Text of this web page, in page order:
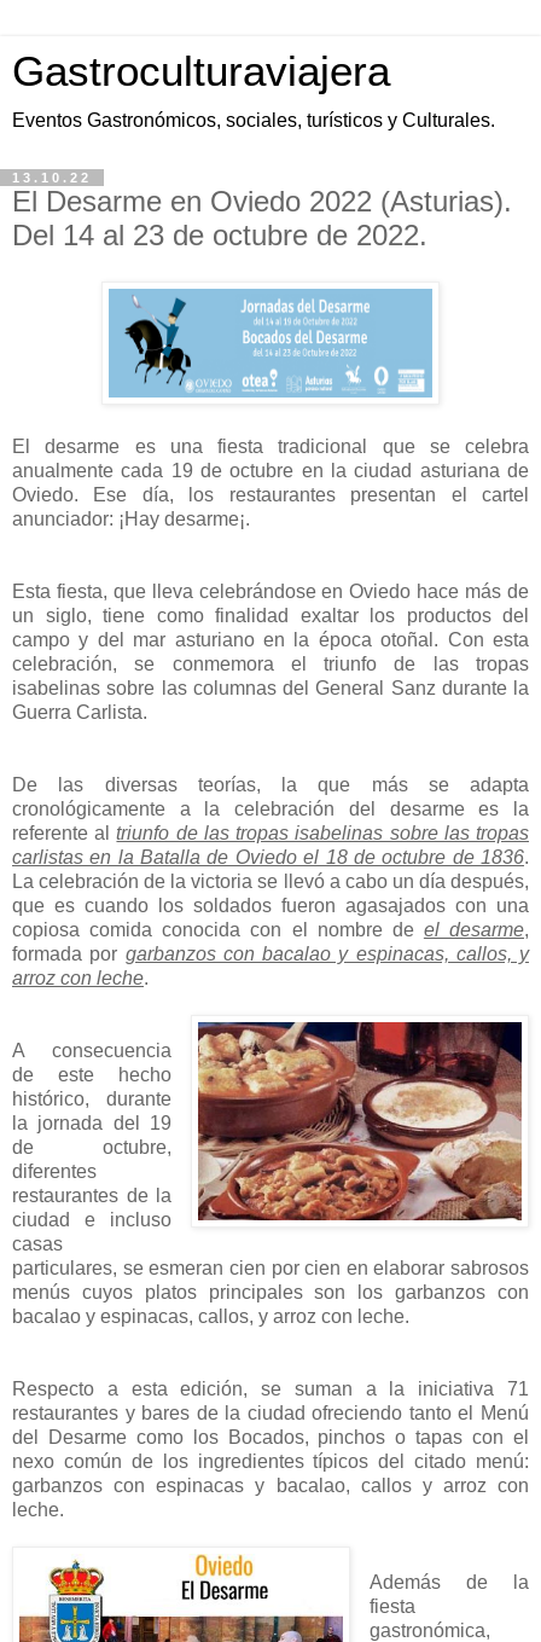
Gastroculturaviajera
Eventos Gastronómicos, sociales, turísticos y Culturales.
13.10.22
El Desarme en Oviedo 2022 (Asturias).
Del 14 al 23 de octubre de 2022.
El desarme es una fiesta tradicional que se celebra
anualmente cada 19 de octubre en la ciudad asturiana de
Oviedo. Ese día, los restaurantes presentan el cartel
anunciador: ¡Hay desarme¡.
Esta fiesta, que lleva celebrándose en Oviedo hace más de
un siglo, tiene como finalidad exaltar los productos del
campo y del mar asturiano en la época otoñal. Con esta
celebración, se conmemora el triunfo de las tropas
isabelinas sobre las columnas del General Sanz durante la
Guerra Carlista.
De las diversas teorías, la que más se adapta
cronológicamente a la celebración del desarme es la
referente altriunfo de las tropas isabelinas sobre las tropas
carlistas en la Batalla de Oviedo el 18 de octubre de 1836.
La celebración de la victoria se llevó a cabo un día después,
que es cuando los soldados fueron agasajados con una
copiosa comida conocida con el nombre de el desarme,
formada por garbanzos con bacalao y espinacas, callos, y
arroz con leche.
A consecuencia
de este hecho
histórico, durante
la jornada del 19
de octubre,
diferentes
restaurantes de la
ciudad e incluso
casas
particulares, se esmeran cien por cien en elaborar sabrosos
menús cuyos platos principales son los garbanzos con
bacalao y espinacas, callos, y arroz con leche.
Respecto a esta edición, se suman a la iniciativa 71
restaurantes y bares de la ciudad ofreciendo tanto el Menú
del Desarme como los Bocados, pinchos o tapas con el
nexo común de los ingredientes típicos del citado menú:
garbanzos con espinacas y bacalao, callos y arroz con
leche.
Además de la
fiesta
gastronómica,